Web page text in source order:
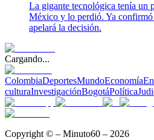
La gigante tecnológica tenía un
México y lo perdió. Ya confirmó
apelará la decisión.
Cargando...
ColombiaDeportesMundoEconomía
culturaInvestigaciónBogotáPolítica
Copyright © – Minuto60 – 2026